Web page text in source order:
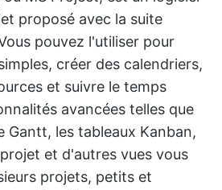
proposé avec la suite
pouvez l'utiliser pour
créer des calendriers,
et suivre le temps
avancées telles que
Gantt, les tableaux Kanban,
et d'autres vues vous
projets, petits et